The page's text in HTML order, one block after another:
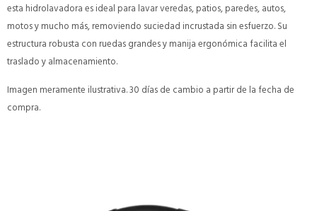
esta hidrolavadora es ideal para lavar veredas, patios, paredes, autos,
motos y mucho más, removiendo suciedad incrustada sin esfuerzo. Su
estructura robusta con ruedas grandes y manija ergonómica facilita el
traslado y almacenamiento.
Imagen meramente ilustrativa. 30 días de cambio a partir de la fecha de
compra.